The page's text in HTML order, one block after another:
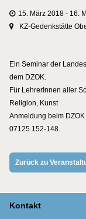
15. März 2018 - 16.
KZ-Gedenkstätte
Ein Seminar der
dem DZOK.
Für LehrerInnen aller
Religion, Kunst
Anmeldung beim
07125 152-148.
Zurück zu
Kontakt